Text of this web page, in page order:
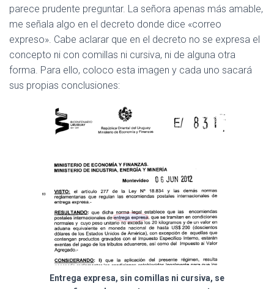
parece prudente preguntar. La señora apenas más amable,
me señala algo en el decreto donde dice «correo
expreso». Cabe aclarar que en el decreto no se expresa el
concepto ni con comillas ni cursiva, ni de alguna otra
forma. Para ello, coloco esta imagen y cada uno sacará
sus propias conclusiones:
Entrega expresa, sin comillas ni cursiva, se